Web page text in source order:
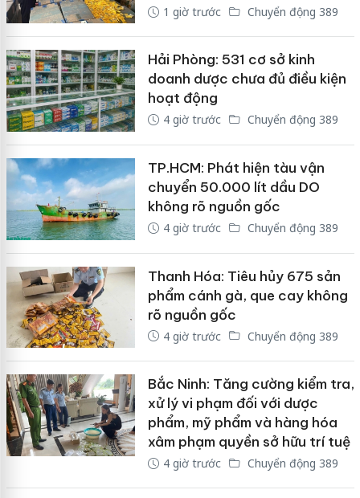
1 giờ trước Chuyển động 389
Hải Phòng: 531 cơ sở kinh
doanh dược chưa đủ điều kiện
hoạt động
4 giờ trước Chuyển động 389
TP.HCM: Phát hiện tàu vận
chuyển 50.000 lít dầu DO
không rõ nguồn gốc
4 giờ trước Chuyển động 389
Thanh Hóa: Tiêu hủy 675 sản
phẩm cánh gà, que cay không
rõ nguồn gốc
4 giờ trước Chuyển động 389
Bắc Ninh: Tăng cường kiểm tra,
xử lý vi phạm đối với dược
phẩm, mỹ phẩm và hàng hóa
xâm phạm quyền sở hữu trí tuệ
4 giờ trước Chuyển động 389